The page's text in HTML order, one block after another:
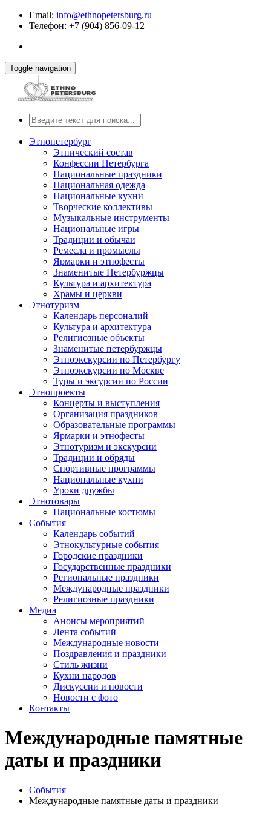
Email: info@ethnopetersburg.ru
Телефон: +7 (904) 856-09-12
Toggle navigation
Этнопетербург
Этнический состав
Конфессии Петербурга
Национальные праздники
Национальная одежда
Национальные кухни
Творческие коллективы
Музыкальные инструменты
Национальные игры
Традиции и обычаи
Ремесла и промыслы
Ярмарки и этнофесты
Знаменитые Петербуржцы
Культура и архитектура
Храмы и церкви
Этнотуризм
Календарь персоналий
Культура и архитектура
Религиозные объекты
Знаменитые петербуржцы
Этноэкскурсии по Петербургу
Этноэкскурсии по Москве
Туры и эксурсии по России
Этнопроекты
Концерты и выступления
Организация праздников
Образовательные программы
Ярмарки и этнофесты
Этнотуризм и экскурсии
Традиции и обряды
Спортивные программы
Национальные кухни
Уроки дружбы
Этнотовары
Национальные костюмы
События
Календарь событий
Этнокультурные события
Городские праздники
Государственные праздники
Региональные праздники
Международные праздники
Религиозные праздники
Медиа
Анонсы мероприятий
Лента событий
Международные новости
Поздравления и праздники
Cтиль жизни
Кухни народов
Дискуссии и новости
Новости с фото
Контакты
Международные памятные
даты и праздники
События
Международные памятные даты и праздники